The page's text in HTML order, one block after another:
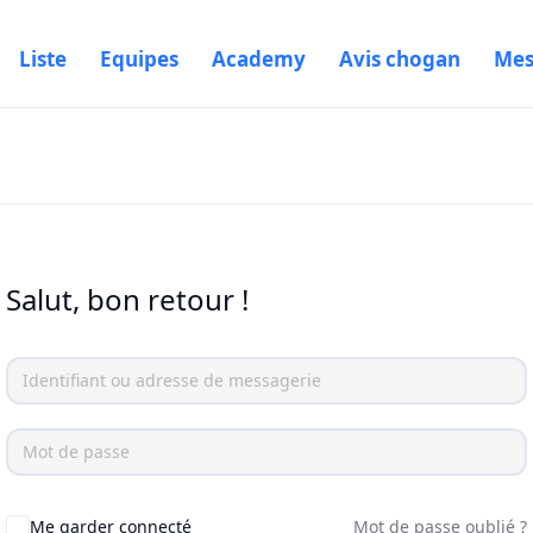
Liste Equipes Academy Avis chogan
Salut, bon retour !
Me garder connecté Mot de passe oublié ?